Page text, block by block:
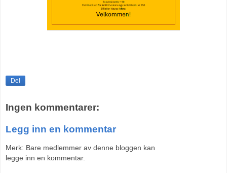
Del
Ingen kommentarer:
Legg inn en kommentar
Merk: Bare medlemmer av denne bloggen kan
legge inn en kommentar.